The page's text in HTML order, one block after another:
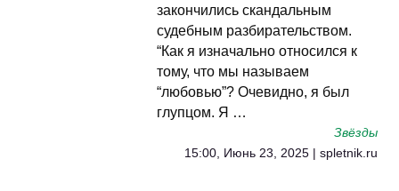
закончились скандальным
судебным разбирательством.
“Как я изначально относился к
тому, что мы называем
“любовью”? Очевидно, я был
глупцом. Я …
Звёзды
15:00, Июнь 23, 2025 | spletnik.ru